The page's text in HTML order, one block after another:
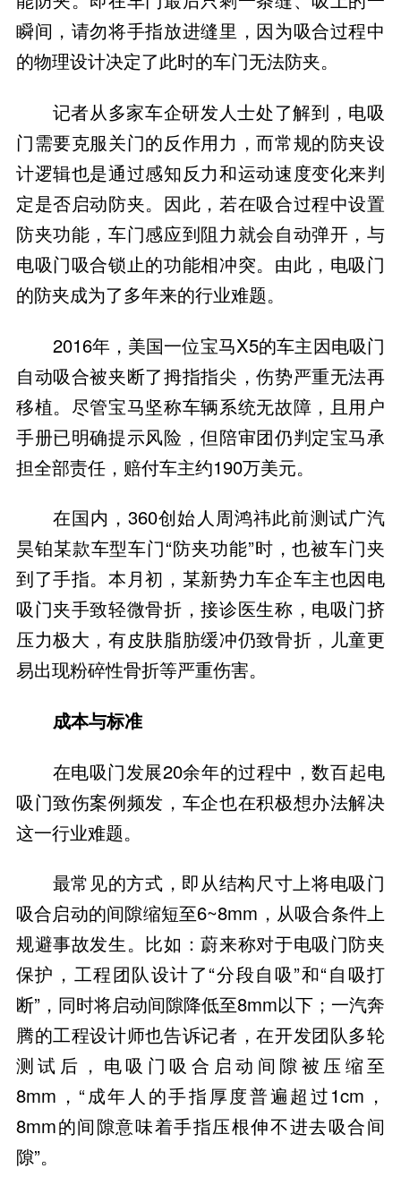
瞬间，请勿将手指放进缝里，因为吸合过程中
的物理设计决定了此时的车门无法防夹。
记者从多家车企研发人士处了解到，电吸
门需要克服关门的反作用力，而常规的防夹设
计逻辑也是通过感知反力和运动速度变化来判
定是否启动防夹。因此，若在吸合过程中设置
防夹功能，车门感应到阻力就会自动弹开，与
电吸门吸合锁止的功能相冲突。由此，电吸门
的防夹成为了多年来的行业难题。
2016年，美国一位宝马X5的车主因电吸门
自动吸合被夹断了拇指指尖，伤势严重无法再
移植。尽管宝马坚称车辆系统无故障，且用户
手册已明确提示风险，但陪审团仍判定宝马承
担全部责任，赔付车主约190万美元。
在国内，360创始人周鸿祎此前测试广汽
昊铂某款车型车门“防夹功能”时，也被车门夹
到了手指。本月初，某新势力车企车主也因电
吸门夹手致轻微骨折，接诊医生称，电吸门挤
压力极大，有皮肤脂肪缓冲仍致骨折，儿童更
易出现粉碎性骨折等严重伤害。
成本与标准
在电吸门发展20余年的过程中，数百起电
吸门致伤案例频发，车企也在积极想办法解决
这一行业难题。
最常见的方式，即从结构尺寸上将电吸门
吸合启动的间隙缩短至6~8mm，从吸合条件上
规避事故发生。比如：蔚来称对于电吸门防夹
保护，工程团队设计了“分段自吸”和“自吸打
断”，同时将启动间隙降低至8mm以下；一汽奔
腾的工程设计师也告诉记者，在开发团队多轮
测试后，电吸门吸合启动间隙被压缩至
8mm，“成年人的手指厚度普遍超过1cm，
8mm的间隙意味着手指压根伸不进去吸合间
隙”。